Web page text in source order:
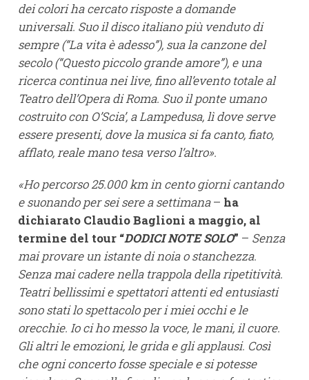
dei colori ha cercato risposte a domande
universali. Suo il disco italiano più venduto di
sempre (“La vita è adesso”), sua la canzone del
secolo (“Questo piccolo grande amore”), e una
ricerca continua nei live, fino all’evento totale al
Teatro dell’Opera di Roma. Suo il ponte umano
costruito con O’Scia’, a Lampedusa, lì dove serve
essere presenti, dove la musica si fa canto, fiato,
afflato, reale mano tesa verso l’altro».
«Ho percorso 25.000 km in cento giorni cantando
e suonando per sei sere a settimana– ha
dichiarato Claudio Baglioni a maggio, al
termine del tour “DODICI NOTE SOLO” – Senza
mai provare un istante di noia o stanchezza.
Senza mai cadere nella trappola della ripetitività.
Teatri bellissimi e spettatori attenti ed entusiasti
sono stati lo spettacolo per i miei occhi e le
orecchie. Io ci ho messo la voce, le mani, il cuore.
Gli altri le emozioni, le grida e gli applausi. Così
che ogni concerto fosse speciale e si potesse